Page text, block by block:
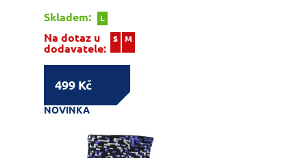
Skladem:
L
Na dotaz u
dodavatele:
S M
499 Kč
NOVINKA